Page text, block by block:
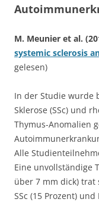
M. Meunier et al.
systemic sclerosis
gelesen)
In der Studie wurde
Sklerose (SSc) und
Thymus-Anomalien
Alle
Eine unvollständige
über 7 mm dick)
SSc (15 Prozent)